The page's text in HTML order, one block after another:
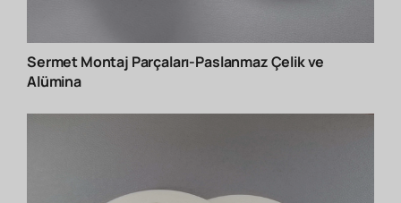
Sermet Montaj Parçaları-Paslanmaz Çelik ve
Alümina